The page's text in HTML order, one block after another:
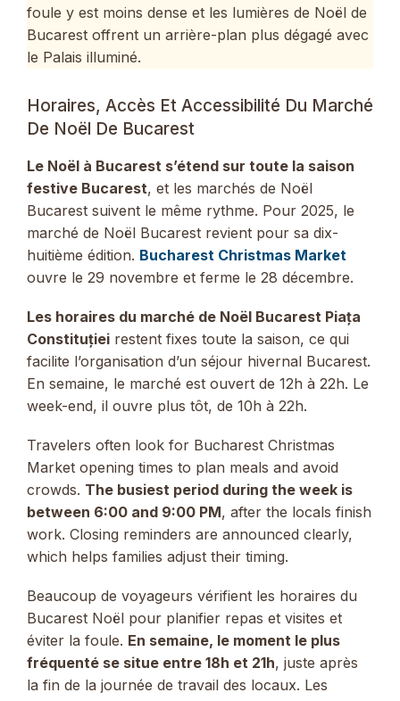
foule y est moins dense et les lumières de Noël de
Bucarest offrent un arrière-plan plus dégagé avec
le Palais illuminé.
Horaires, Accès Et Accessibilité Du Marché
De Noël De Bucarest
Le Noël à Bucarest s’étend sur toute la saison
festive Bucarest, et les marchés de Noël
Bucarest suivent le même rythme. Pour 2025, le
marché de Noël Bucarest revient pour sa dix-
huitième édition. Bucharest Christmas Market
ouvre le 29 novembre et ferme le 28 décembre.
Les horaires du marché de Noël Bucarest Piața
Constituției restent fixes toute la saison, ce qui
facilite l’organisation d’un séjour hivernal Bucarest.
En semaine, le marché est ouvert de 12h à 22h. Le
week-end, il ouvre plus tôt, de 10h à 22h.
Travelers often look for Bucharest Christmas
Market opening times to plan meals and avoid
crowds. The busiest period during the week is
between 6:00 and 9:00 PM, after the locals finish
work. Closing reminders are announced clearly,
which helps families adjust their timing.
Beaucoup de voyageurs vérifient les horaires du
Bucarest Noël pour planifier repas et visites et
éviter la foule. En semaine, le moment le plus
fréquenté se situe entre 18h et 21h, juste après
la fin de la journée de travail des locaux. Les